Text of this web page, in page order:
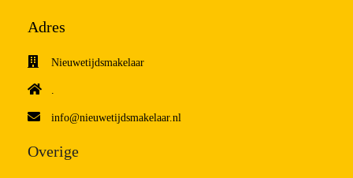
Adres
Nieuwetijdsmakelaar
info@nieuwetijdsmakelaar.nl
Overige